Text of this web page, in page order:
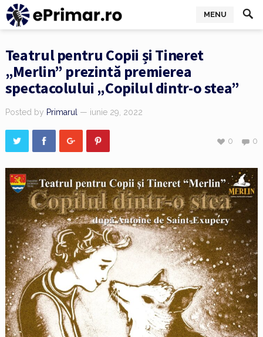
MENU
Teatrul pentru Copii și Tineret
„Merlin” prezintă premierea
spectacolului „Copilul dintr-o stea”
Posted by Primarul — iunie 29, 2022
0
0